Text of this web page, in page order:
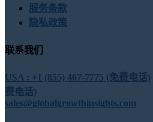
服务条款
隐私政策
联系我们
USA : +1 (855) 467-7775 (免费电话)
费电话)
sales@globalgrowthinsights.com